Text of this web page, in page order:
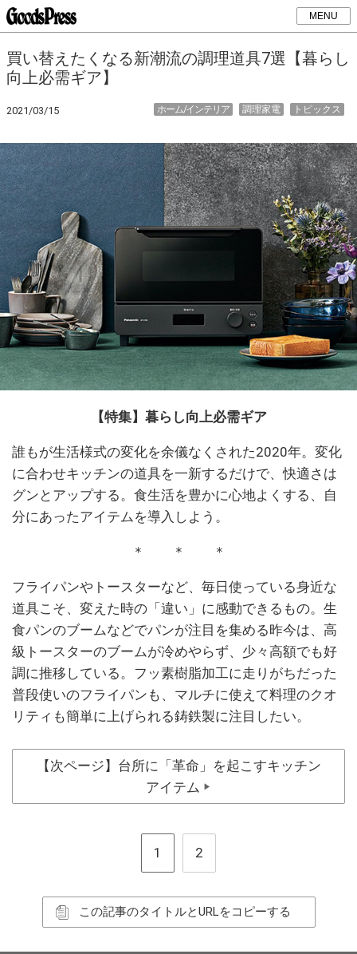
MENU
買い替えたくなる新潮流の調理道具7選【暮らし
向上必需ギア】
2021/03/15 トピックス
調理家電
ホーム/インテリア
【特集】暮らし向上必需ギア
誰もが生活様式の変化を余儀なくされた2020年。変化
に合わせキッチンの道具を一新するだけで、快適さは
グンとアップする。食生活を豊かに心地よくする、自
分にあったアイテムを導入しよう。
＊ ＊ ＊
フライパンやトースターなど、毎日使っている身近な
道具こそ、変えた時の「違い」に感動できるもの。生
食パンのブームなどでパンが注目を集める昨今は、高
級トースターのブームが冷めやらず、少々高額でも好
調に推移している。フッ素樹脂加工に走りがちだった
普段使いのフライパンも、マルチに使えて料理のクオ
リティも簡単に上げられる鋳鉄製に注目したい。
【次ページ】台所に「革命」を起こすキッチン
アイテム
▶
1 2
この記事のタイトルとURLをコピーする